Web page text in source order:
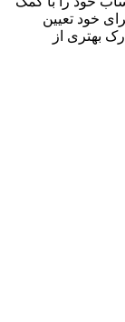
خود تعیین
بهتری از